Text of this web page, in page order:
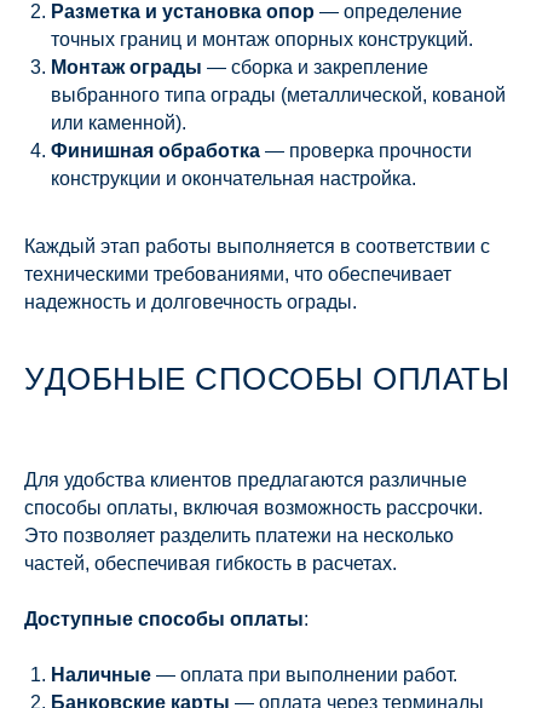
Разметка и установка опор — определение
точных границ и монтаж опорных конструкций.
Монтаж ограды — сборка и закрепление
выбранного типа ограды (металлической, кованой
или каменной).
Финишная обработка — проверка прочности
конструкции и окончательная настройка.
Каждый этап работы выполняется в соответствии с
техническими требованиями, что обеспечивает
надежность и долговечность ограды.
УДОБНЫЕ СПОСОБЫ ОПЛАТЫ
Для удобства клиентов предлагаются различные
способы оплаты, включая возможность рассрочки.
Это позволяет разделить платежи на несколько
частей, обеспечивая гибкость в расчетах.
Доступные способы оплаты:
Наличные — оплата при выполнении работ.
Банковские карты — оплата через терминалы